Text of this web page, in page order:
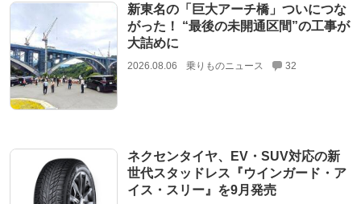
新東名の「巨大アーチ橋」ついにつな
がった！ “最後の未開通区間”の工事が
大詰めに
2026.08.06 乗りものニュース 32
ネクセンタイヤ、EV・SUV対応の新
世代スタッドレス『ウインガード・ア
イス・スリー』を9月発売